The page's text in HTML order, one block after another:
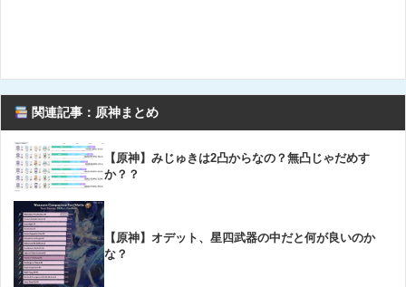
関連記事：原神まとめ
【原神】みじゅきは2凸からなの？無凸じゃだめす
か？？
【原神】オデット、星四武器の中だと何が良いのか
な？